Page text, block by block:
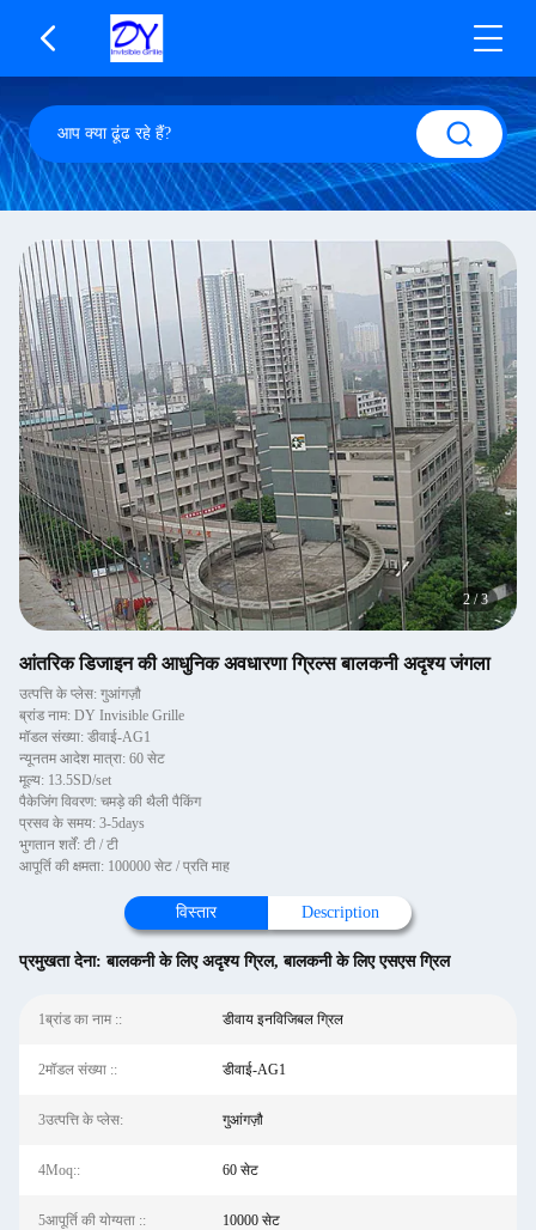
2/3
आंतरिक डिजाइन की आधुनिक अवधारणा ग्रिल्स बालकनी अदृश्य जंगला
उत्पत्ति के प्लेस: गुआंगज़ौ
ब्रांड नाम: DY Invisible Grille
मॉडल संख्या: डीवाई-AG1
न्यूनतम आदेश मात्रा: 60 सेट
मूल्य: 13.5SD/set
पैकेजिंग विवरण: चमड़े की थैली पैकिंग
प्रसव के समय: 3-5days
भुगतान शर्तें: टी / टी
आपूर्ति की क्षमता: 100000 सेट / प्रति माह
विस्तार Description
प्रमुखता देना:बालकनी के लिए अदृश्य ग्रिल,बालकनी के लिए एसएस ग्रिल
1ब्रांड का नाम :: डीवाय इनविजिबल ग्रिल
2मॉडल संख्या :: डीवाई-AG1
3उत्पत्ति के प्लेस: गुआंगज़ौ
4Moq:: 60 सेट
5आपूर्ति की योग्यता :: 10000 सेट